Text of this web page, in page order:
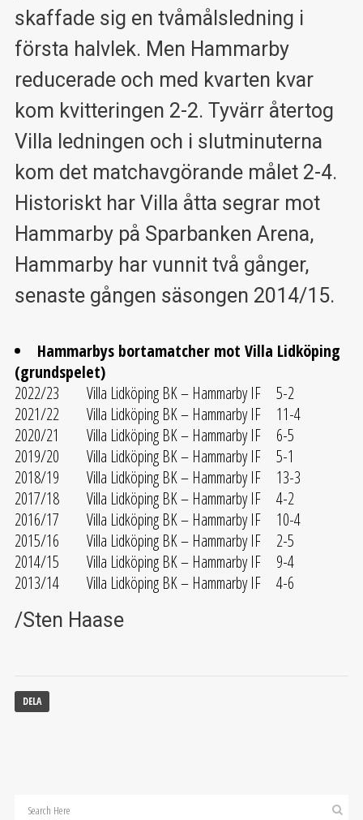
skaffade sig en tvåmålsledning i
första halvlek. Men Hammarby
reducerade och med kvarten kvar
kom kvitteringen 2-2. Tyvärr återtog
Villa ledningen och i slutminuterna
kom det matchavgörande målet 2-4.
Historiskt har Villa åtta segrar mot
Hammarby på Sparbanken Arena,
Hammarby har vunnit två gånger,
senaste gången säsongen 2014/15.
Hammarbys bortamatcher mot Villa Lidköping
(grundspelet)
2022/23 Villa Lidköping BK – Hammarby IF 5-2
2021/22 Villa Lidköping BK – Hammarby IF 11-4
2020/21 Villa Lidköping BK – Hammarby IF 6-5
2019/20 Villa Lidköping BK – Hammarby IF 5-1
2018/19 Villa Lidköping BK – Hammarby IF 13-3
2017/18 Villa Lidköping BK – Hammarby IF 4-2
2016/17 Villa Lidköping BK – Hammarby IF 10-4
2015/16 Villa Lidköping BK – Hammarby IF 2-5
2014/15 Villa Lidköping BK – Hammarby IF 9-4
2013/14 Villa Lidköping BK – Hammarby IF 4-6
/Sten Haase
DELA